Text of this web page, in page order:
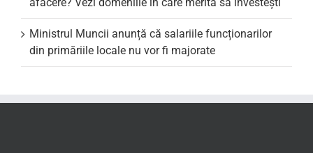
Ministrul Muncii anunță că salariile funcționarilor
din primăriile locale nu vor fi majorate